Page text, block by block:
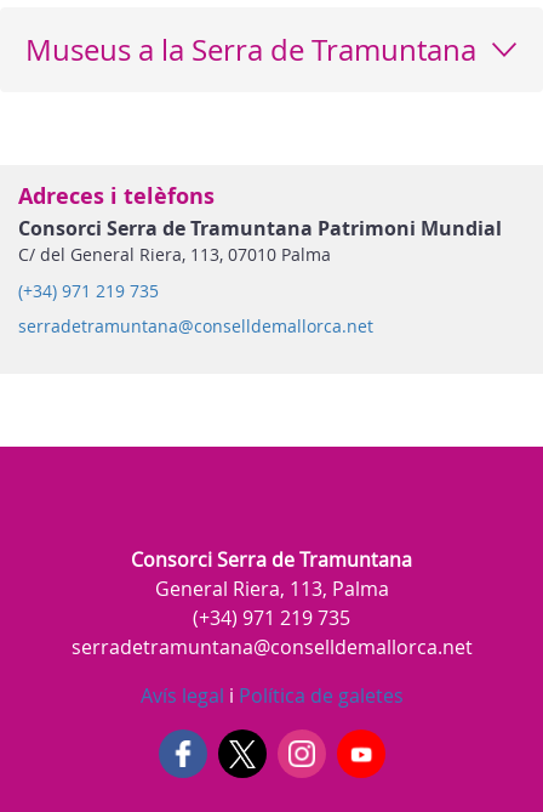
Museus a la Serra de Tramuntana
Adreces i telèfons
Consorci Serra de Tramuntana Patrimoni Mundial
C/ del General Riera, 113, 07010 Palma
(+34) 971 219 735
serradetramuntana@conselldemallorca.net
Consorci Serra de Tramuntana
General Riera, 113, Palma
(+34) 971 219 735
serradetramuntana@conselldemallorca.net
Avís legal i Política de galetes